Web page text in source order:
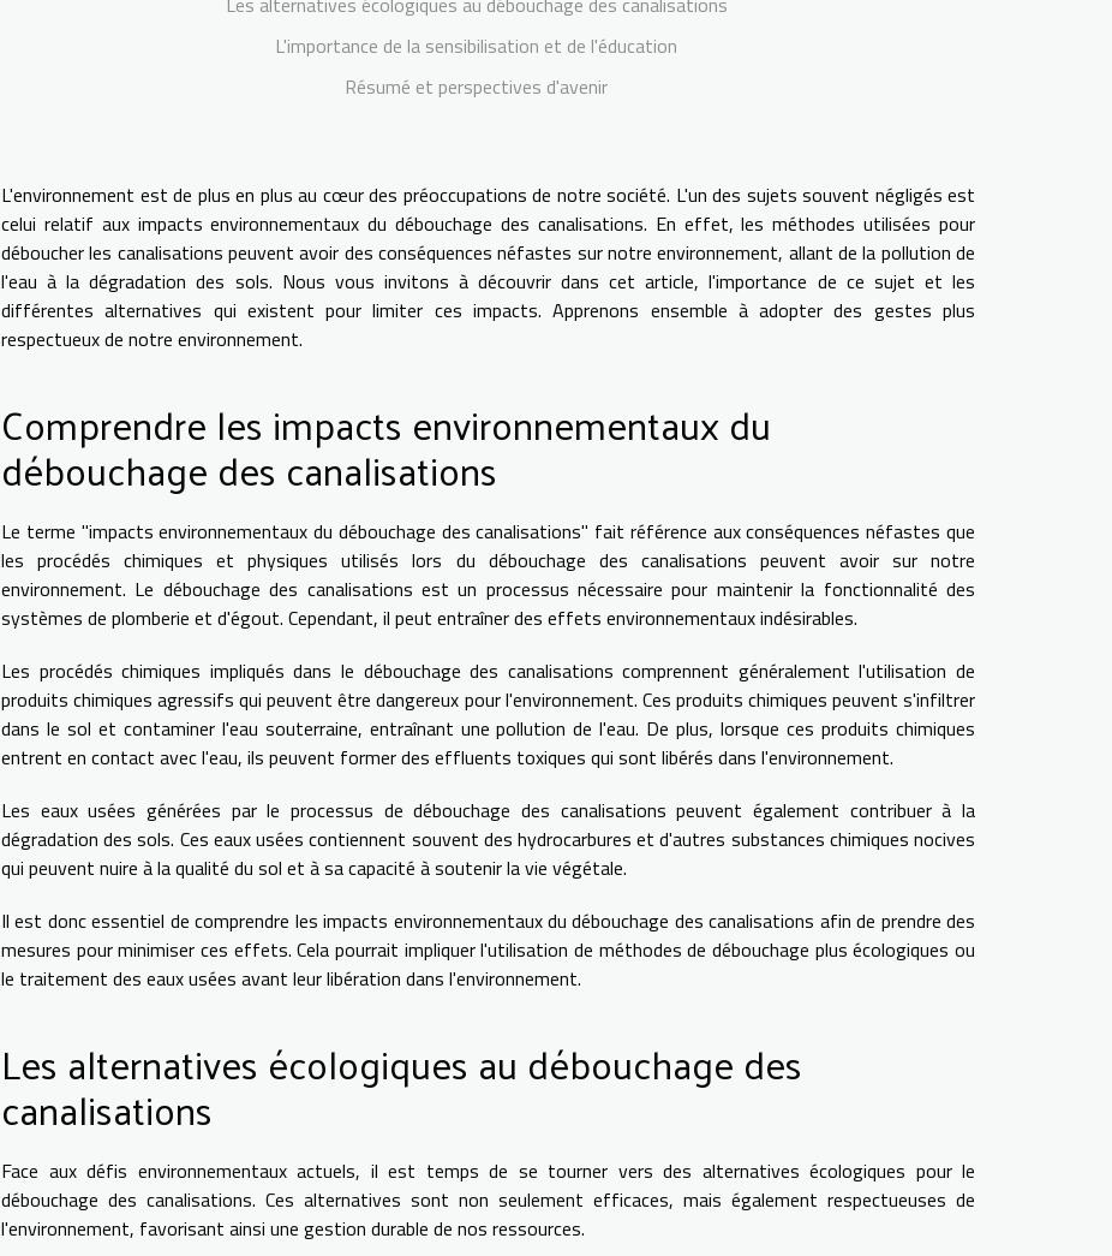
L'importance de la sensibilisation et de l'éducation
Résumé et perspectives d'avenir
L'environnement est de plus en plus au cœur des préoccupations de notre société. L'un des sujets souvent négligés est
celui relatif aux impacts environnementaux du débouchage des canalisations. En effet, les méthodes utilisées pour
déboucher les canalisations peuvent avoir des conséquences néfastes sur notre environnement, allant de la pollution de
l'eau à la dégradation des sols. Nous vous invitons à découvrir dans cet article, l'importance de ce sujet et les
différentes alternatives qui existent pour limiter ces impacts. Apprenons ensemble à adopter des gestes plus
respectueux de notre environnement.
Comprendre les impacts environnementaux du
débouchage des canalisations
Le terme "impacts environnementaux du débouchage des canalisations" fait référence aux conséquences néfastes que
les procédés chimiques et physiques utilisés lors du débouchage des canalisations peuvent avoir sur notre
environnement. Le débouchage des canalisations est un processus nécessaire pour maintenir la fonctionnalité des
systèmes de plomberie et d'égout. Cependant, il peut entraîner des effets environnementaux indésirables.
Les procédés chimiques impliqués dans le débouchage des canalisations comprennent généralement l'utilisation de
produits chimiques agressifs qui peuvent être dangereux pour l'environnement. Ces produits chimiques peuvent s'infiltrer
dans le sol et contaminer l'eau souterraine, entraînant une pollution de l'eau. De plus, lorsque ces produits chimiques
entrent en contact avec l'eau, ils peuvent former des effluents toxiques qui sont libérés dans l'environnement.
Les eaux usées générées par le processus de débouchage des canalisations peuvent également contribuer à la
dégradation des sols. Ces eaux usées contiennent souvent des hydrocarbures et d'autres substances chimiques nocives
qui peuvent nuire à la qualité du sol et à sa capacité à soutenir la vie végétale.
Il est donc essentiel de comprendre les impacts environnementaux du débouchage des canalisations afin de prendre des
mesures pour minimiser ces effets. Cela pourrait impliquer l'utilisation de méthodes de débouchage plus écologiques ou
le traitement des eaux usées avant leur libération dans l'environnement.
Les alternatives écologiques au débouchage des
canalisations
Face aux défis environnementaux actuels, il est temps de se tourner vers des alternatives écologiques pour le
débouchage des canalisations. Ces alternatives sont non seulement efficaces, mais également respectueuses de
l'environnement, favorisant ainsi une gestion durable de nos ressources.